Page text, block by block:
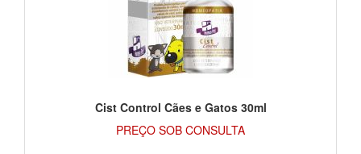
Cist Control Cães e Gatos 30ml
PREÇO SOB CONSULTA